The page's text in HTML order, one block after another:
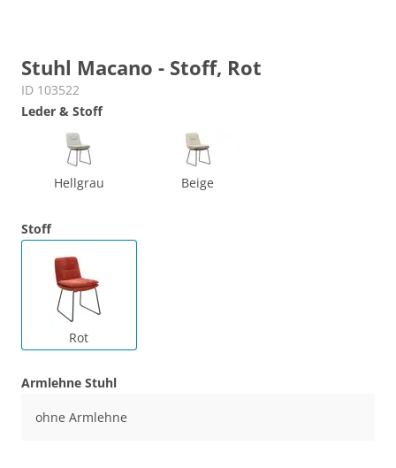
Stuhl Macano - Stoff, Rot
ID 103522
Leder & Stoff
Hellgrau Beige
Stoff
Rot
Armlehne Stuhl
ohne Armlehne